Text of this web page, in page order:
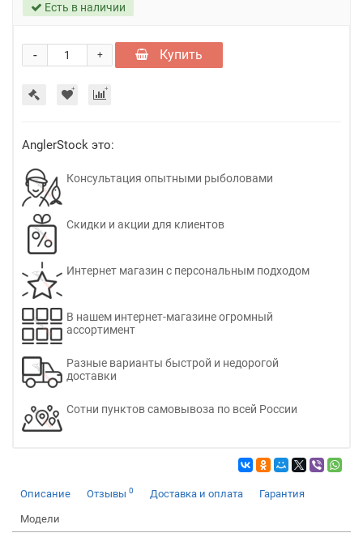
Есть в наличии
+
- Купить
AnglerStock это:
Консультация опытными рыболовами
Скидки и акции для клиентов
Интернет магазин с персональным подходом
В нашем интернет-магазине огромный
ассортимент
Разные варианты быстрой и недорогой
доставки
Сотни пунктов самовывоза по всей России
Описание Отзывы 0 Доставка и оплата Гарантия
Модели